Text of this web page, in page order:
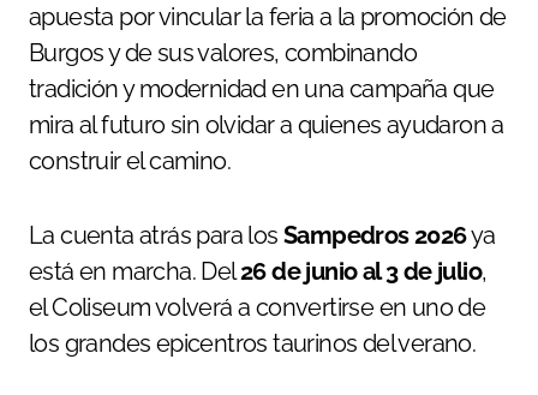
apuesta por vincular la feria a la promoción de
Burgos y de sus valores, combinando
tradición y modernidad en una campaña que
mira al futuro sin olvidar a quienes ayudaron a
construir el camino.
La cuenta atrás para los Sampedros 2026ya
está en marcha. Del26 de junio al 3 de julio,
el Coliseum volverá a convertirse en uno de
los grandes epicentros taurinos del verano.